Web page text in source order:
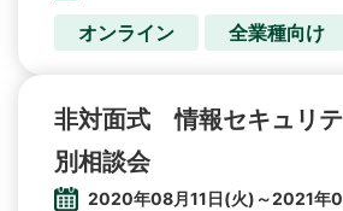
オンライン 全業種向け
非対面式 情報セキュリ
別相談会
2020年08月11日(火)～2021年